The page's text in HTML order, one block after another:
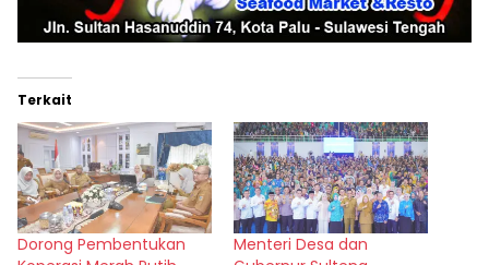
Terkait
Dorong Pembentukan
Menteri Desa dan